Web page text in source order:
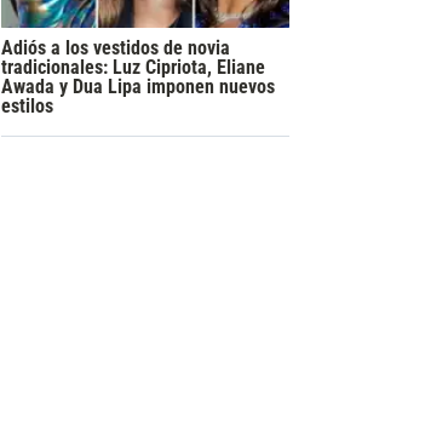
Adiós a los vestidos de novia
tradicionales: Luz Cipriota, Eliane
Awada y Dua Lipa imponen nuevos
estilos